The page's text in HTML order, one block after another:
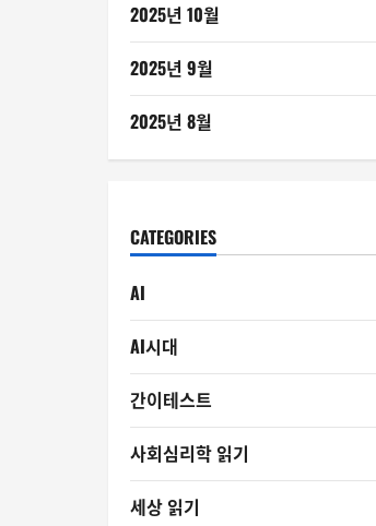
2025년 10월
2025년 9월
2025년 8월
CATEGORIES
AI
AI시대
간이테스트
사회심리학 읽기
세상 읽기